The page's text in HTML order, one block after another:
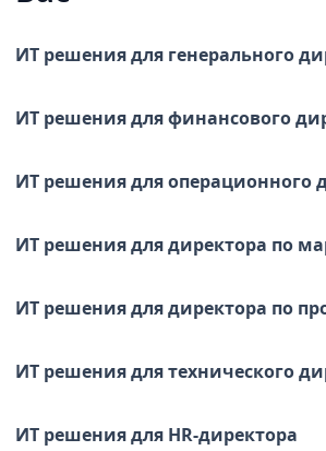
ИТ решения для генерального
ИТ решения для финансового
ИТ решения для операционного
ИТ решения для директора по
ИТ решения для директора по
ИТ решения для технического
ИТ решения для HR-директора